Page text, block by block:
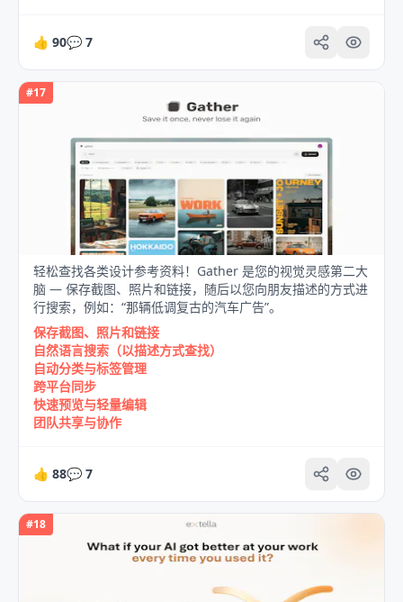
👍 90💬 7
#17
轻松查找各类设计参考资料！Gather 是您的视觉灵感第二大
脑 — 保存截图、照片和链接，随后以您向朋友描述的方式进
行搜索，例如：“那辆低调复古的汽车广告”。
保存截图、照片和链接
自然语言搜索（以描述方式查找）
自动分类与标签管理
跨平台同步
快速预览与轻量编辑
团队共享与协作
👍 88💬 7
#18